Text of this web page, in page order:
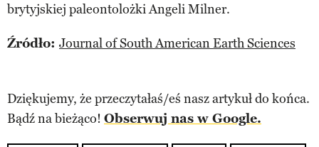
brytyjskiej paleontolożki Angeli Milner.
Źródło: Journal of South American Earth Sciences
Dziękujemy, że przeczytałaś/eś nasz artykuł do końca.
Bądź na bieżąco! Obserwuj nas w Google.